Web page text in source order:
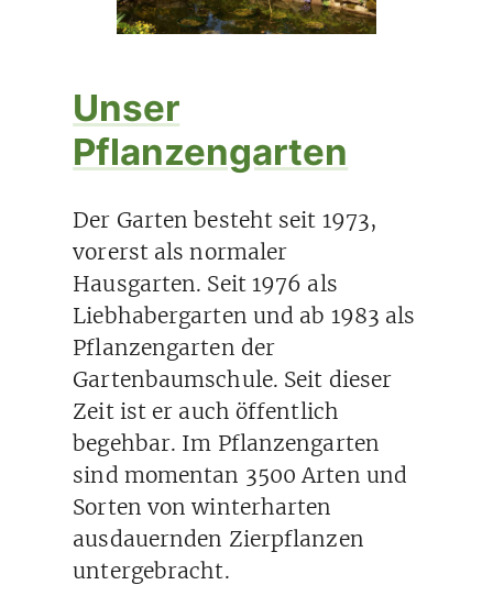
Unser
Pflanzengarten
Der Garten besteht seit 1973,
vorerst als normaler
Hausgarten. Seit 1976 als
Liebhabergarten und ab 1983 als
Pflanzengarten der
Gartenbaumschule. Seit dieser
Zeit ist er auch öffentlich
begehbar. Im Pflanzengarten
sind momentan 3500 Arten und
Sorten von winterharten
ausdauernden Zierpflanzen
untergebracht.